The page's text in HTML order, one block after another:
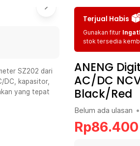
Libur Nasional (08:00 - 17:00) Selengkapnya
(12:00-20:00), Tutup pada Idul Fitri
(12:00-20:00), Tutup pada Idul Fitri
(08:00 - 20:00), Tutup pada Idul Fitri
Libur Nasional (08:00 - 17:00) Selengkapnya
Nasional (08:00 - 17:00) Selengkapnya
SZ202 dari
DC, kapasitor,
yang tepat
Terjual Habis
Gunakan fitur
stok tersedia
ANENG
AC/DC
Black/Red
Belum ada ulasan •
Rp86.400